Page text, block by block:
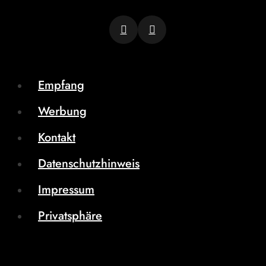
Empfang
Werbung
Kontakt
Datenschutzhinweis
Impressum
Privatsphäre